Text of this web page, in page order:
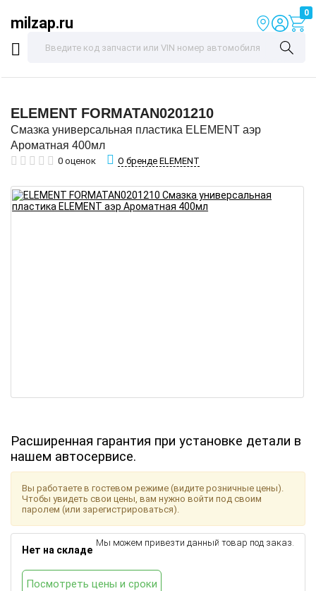
milzap.ru
0
ELEMENT FORMATAN0201210
Смазка универсальная пластика ELEMENT аэр
Ароматная 400мл
0 оценок О бренде ELEMENT
Расширенная гарантия при установке детали в
нашем автосервисе.
Вы работаете в гостевом режиме (видите розничные цены).
Чтобы увидеть свои цены, вам нужно войти под своим
паролем (или зарегистрироваться).
Нет на складе
Мы можем привезти данный товар под заказ.
Посмотреть цены и сроки